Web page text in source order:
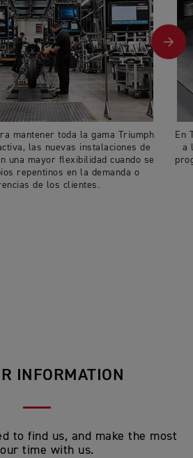
mantener toda la gama Triumph
las nuevas instalaciones de
una mayor flexibilidad cuando se
repentinos en la demanda o
de los clientes.
En
a
INFORMATION
to find us, and make the most
time with us.